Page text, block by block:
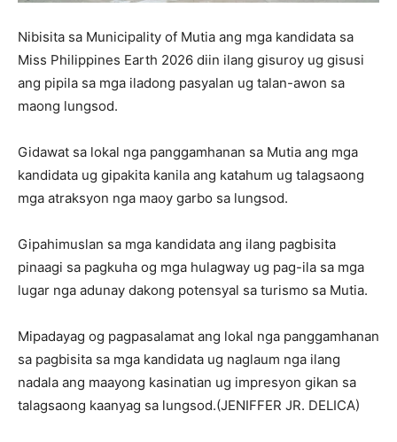
Nibisita sa Municipality of Mutia ang mga kandidata sa
Miss Philippines Earth 2026 diin ilang gisuroy ug gisusi
ang pipila sa mga iladong pasyalan ug talan-awon sa
maong lungsod.
Gidawat sa lokal nga panggamhanan sa Mutia ang mga
kandidata ug gipakita kanila ang katahum ug talagsaong
mga atraksyon nga maoy garbo sa lungsod.
Gipahimuslan sa mga kandidata ang ilang pagbisita
pinaagi sa pagkuha og mga hulagway ug pag-ila sa mga
lugar nga adunay dakong potensyal sa turismo sa Mutia.
Mipadayag og pagpasalamat ang lokal nga panggamhanan
sa pagbisita sa mga kandidata ug naglaum nga ilang
nadala ang maayong kasinatian ug impresyon gikan sa
talagsaong kaanyag sa lungsod.(JENIFFER JR. DELICA)